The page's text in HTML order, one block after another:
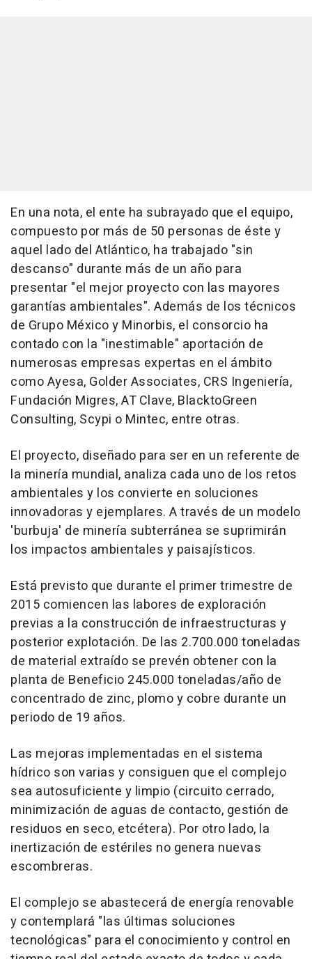
En una nota, el ente ha subrayado que el equipo,
compuesto por más de 50 personas de éste y
aquel lado del Atlántico, ha trabajado "sin
descanso" durante más de un año para
presentar "el mejor proyecto con las mayores
garantías ambientales". Además de los técnicos
de Grupo México y Minorbis, el consorcio ha
contado con la "inestimable" aportación de
numerosas empresas expertas en el ámbito
como Ayesa, Golder Associates, CRS Ingeniería,
Fundación Migres, AT Clave, BlacktoGreen
Consulting, Scypi o Mintec, entre otras.
El proyecto, diseñado para ser en un referente de
la minería mundial, analiza cada uno de los retos
ambientales y los convierte en soluciones
innovadoras y ejemplares. A través de un modelo
'burbuja' de minería subterránea se suprimirán
los impactos ambientales y paisajísticos.
Está previsto que durante el primer trimestre de
2015 comiencen las labores de exploración
previas a la construcción de infraestructuras y
posterior explotación. De las 2.700.000 toneladas
de material extraído se prevén obtener con la
planta de Beneficio 245.000 toneladas/año de
concentrado de zinc, plomo y cobre durante un
periodo de 19 años.
Las mejoras implementadas en el sistema
hídrico son varias y consiguen que el complejo
sea autosuficiente y limpio (circuito cerrado,
minimización de aguas de contacto, gestión de
residuos en seco, etcétera). Por otro lado, la
inertización de estériles no genera nuevas
escombreras.
El complejo se abastecerá de energía renovable
y contemplará "las últimas soluciones
tecnológicas" para el conocimiento y control en